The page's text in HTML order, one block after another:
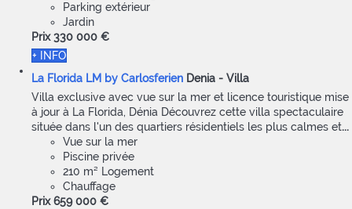
Parking extérieur
Jardin
Prix 330 000 €
+ INFO
La Florida LM by Carlosferien Denia - Villa
Villa exclusive avec vue sur la mer et licence touristique mise
à jour à La Florida, Dénia Découvrez cette villa spectaculaire
située dans l'un des quartiers résidentiels les plus calmes et...
Vue sur la mer
Piscine privée
210 m² Logement
Chauffage
Prix 659 000 €